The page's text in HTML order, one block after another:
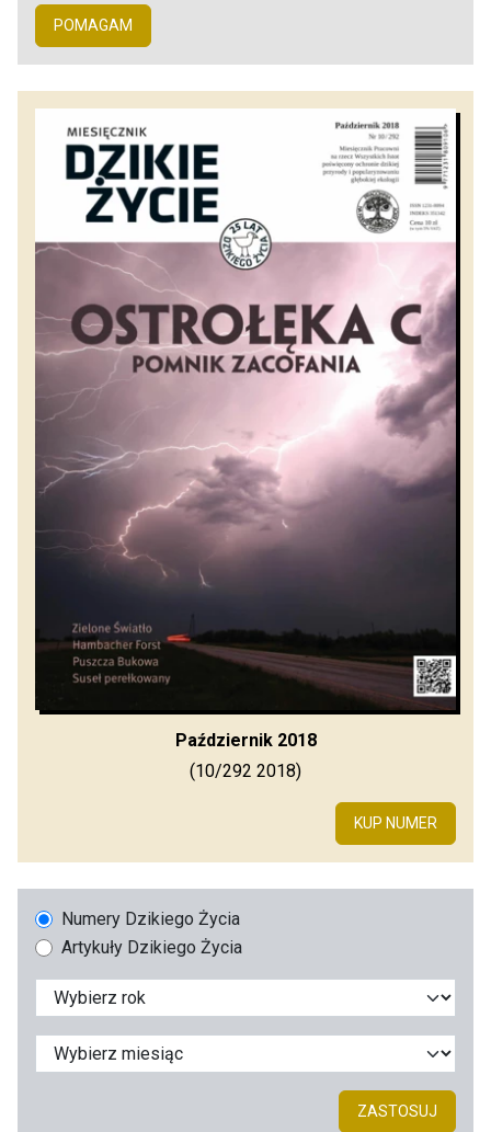
POMAGAM
Październik 2018
(10/292 2018)
KUP NUMER
Numery Dzikiego Życia
Artykuły Dzikiego Życia
ZASTOSUJ